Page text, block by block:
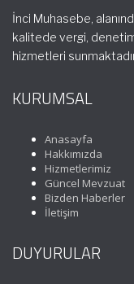
İnci Muhasebe,
kalitede vergi,
hizmetleri
KURUMSAL
Anasayfa
Hakkımızda
Hizmetlerimiz
Güncel Mevzuat
Bizden Haberler
İletişim
DUYURULAR